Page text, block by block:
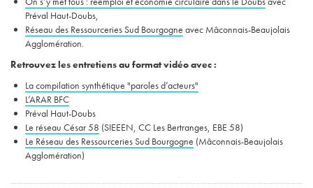
Préval Haut-Doubs,
Réseau des Ressourceries Sud Bourgogne avec Mâconnais-Beaujolais
Agglomération.
Retrouvez les entretiens au format vidéo avec :
La compilation synthétique "paroles d’acteurs"
L’ARAR BFC
Préval Haut-Doubs
Le réseau César 58 (SIEEEN, CC Les Bertranges, EBE 58)
Le Réseau des Ressourceries Sud Bourgogne (Mâconnais-Beaujolais
Agglomération)